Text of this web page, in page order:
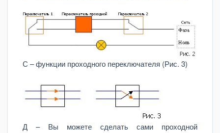
С – функции проходного переключателя (Рис. 3)
Д – Вы можете сделать сами проходной